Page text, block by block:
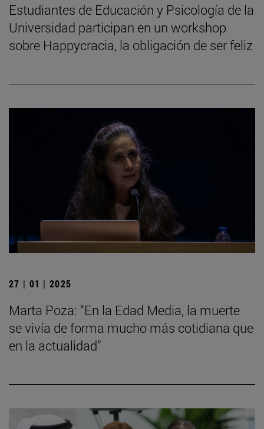
Estudiantes de Educación y Psicología de la
Universidad participan en un workshop
sobre Happycracia, la obligación de ser feliz
27 | 01 | 2025
Marta Poza: “En la Edad Media, la muerte
se vivía de forma mucho más cotidiana que
en la actualidad”